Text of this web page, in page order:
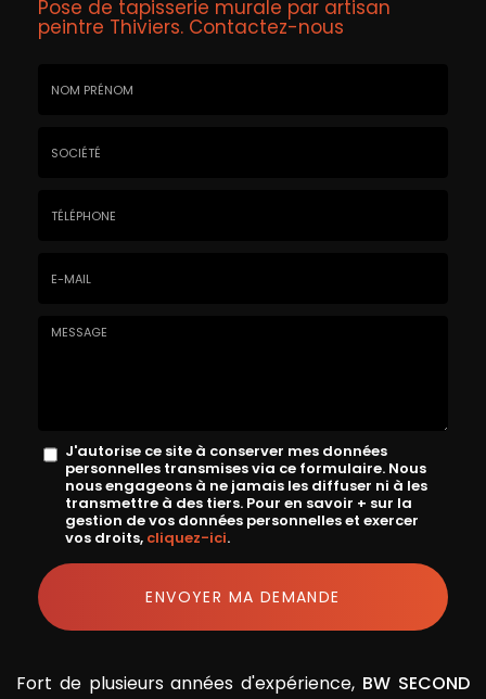
Pose de tapisserie murale par artisan
peintre Thiviers. Contactez-nous
Message
J'autorise ce site à conserver mes données
personnelles transmises via ce formulaire. Nous
nous engageons à ne jamais les diffuser ni à les
transmettre à des tiers. Pour en savoir + sur la
gestion de vos données personnelles et exercer
vos droits, cliquez-ici.
Acceptation
RGPD
ENVOYER MA DEMANDE
Fort de plusieurs années d'expérience, BW SECOND